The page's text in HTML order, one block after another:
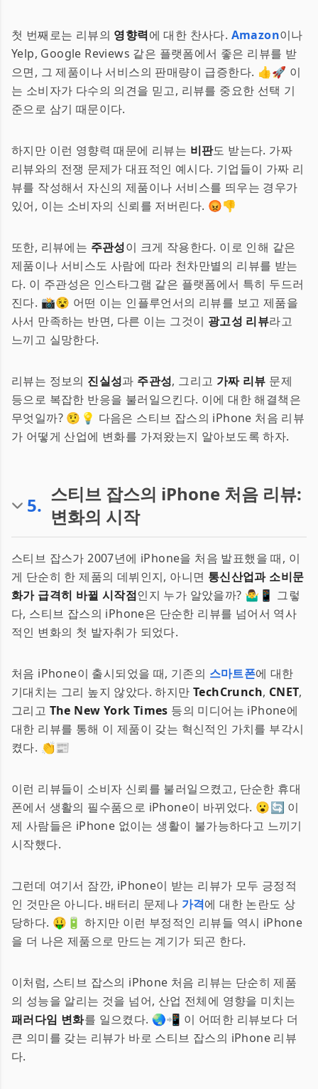
첫 번째로는 리뷰의 영향력에 대한 찬사다. Amazon이나
Yelp, Google Reviews 같은 플랫폼에서 좋은 리뷰를 받
으면, 그 제품이나 서비스의 판매량이 급증한다. 👍🚀 이
는 소비자가 다수의 의견을 믿고, 리뷰를 중요한 선택 기
준으로 삼기 때문이다.
하지만 이런 영향력 때문에 리뷰는 비판도 받는다. 가짜
리뷰와의 전쟁 문제가 대표적인 예시다. 기업들이 가짜 리
뷰를 작성해서 자신의 제품이나 서비스를 띄우는 경우가
있어, 이는 소비자의 신뢰를 저버린다. 😡👎
또한, 리뷰에는 주관성이 크게 작용한다. 이로 인해 같은
제품이나 서비스도 사람에 따라 천차만별의 리뷰를 받는
다. 이 주관성은 인스타그램 같은 플랫폼에서 특히 두드러
진다. 📸😵 어떤 이는 인플루언서의 리뷰를 보고 제품을
사서 만족하는 반면, 다른 이는 그것이 광고성 리뷰라고
느끼고 실망한다.
리뷰는 정보의 진실성과 주관성, 그리고 가짜 리뷰 문제
등으로 복잡한 반응을 불러일으킨다. 이에 대한 해결책은
무엇일까? 🤨💡 다음은 스티브 잡스의 iPhone 처음 리뷰
가 어떻게 산업에 변화를 가져왔는지 알아보도록 하자.
5. 스티브 잡스의 iPhone 처음 리뷰:
변화의 시작
스티브 잡스가 2007년에 iPhone을 처음 발표했을 때, 이
게 단순히 한 제품의 데뷔인지, 아니면 통신산업과 소비문
화가 급격히 바뀔 시작점인지 누가 알았을까? 🤷‍♂️📱 그렇
다, 스티브 잡스의 iPhone은 단순한 리뷰를 넘어서 역사
적인 변화의 첫 발자취가 되었다.
처음 iPhone이 출시되었을 때, 기존의 스마트폰에 대한
기대치는 그리 높지 않았다. 하지만 TechCrunch, CNET,
그리고 The New York Times 등의 미디어는 iPhone에
대한 리뷰를 통해 이 제품이 갖는 혁신적인 가치를 부각시
켰다. 👏📰
이런 리뷰들이 소비자 신뢰를 불러일으켰고, 단순한 휴대
폰에서 생활의 필수품으로 iPhone이 바뀌었다. 😮🔄 이
제 사람들은 iPhone 없이는 생활이 불가능하다고 느끼기
시작했다.
그런데 여기서 잠깐, iPhone이 받는 리뷰가 모두 긍정적
인 것만은 아니다. 배터리 문제나 가격에 대한 논란도 상
당하다. 🤑🔋 하지만 이런 부정적인 리뷰들 역시 iPhone
을 더 나은 제품으로 만드는 계기가 되곤 한다.
이처럼, 스티브 잡스의 iPhone 처음 리뷰는 단순히 제품
의 성능을 알리는 것을 넘어, 산업 전체에 영향을 미치는
패러다임 변화를 일으켰다. 🌏📲 이 어떠한 리뷰보다 더
큰 의미를 갖는 리뷰가 바로 스티브 잡스의 iPhone 리뷰
다.